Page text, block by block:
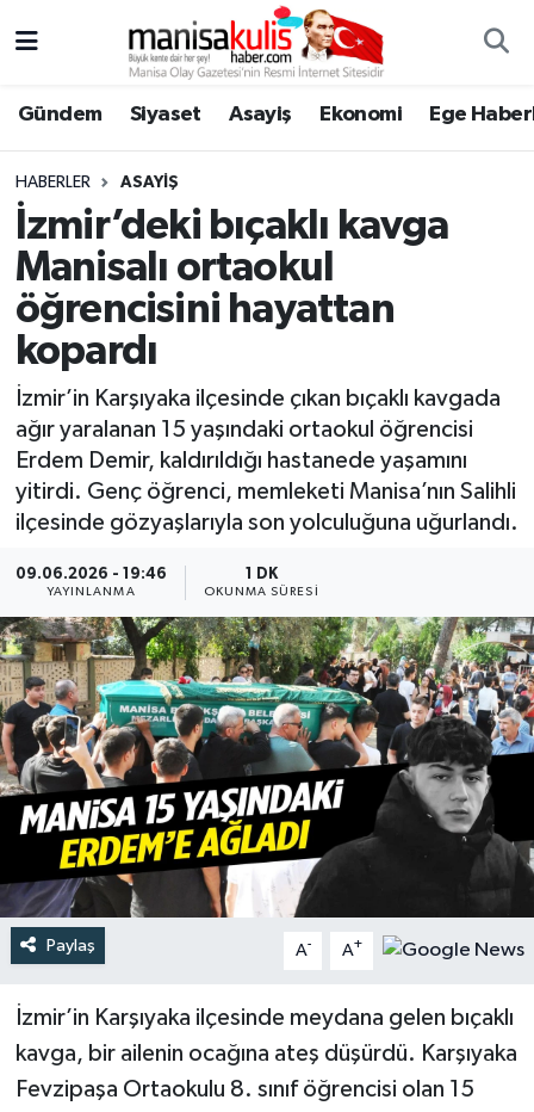
Gündem Siyaset Asayiş Ekonomi Ege
HABERLER ASAYIŞ
İzmir’deki bıçaklı kavga
Manisalı ortaokul
öğrencisini hayattan
kopardı
İzmir’in Karşıyaka ilçesinde çıkan bıçaklı kavgada
ağır yaralanan 15 yaşındaki ortaokul öğrencisi
Erdem Demir, kaldırıldığı hastanede yaşamını
yitirdi. Genç öğrenci, memleketi Manisa’nın Salihli
ilçesinde gözyaşlarıyla son yolculuğuna uğurlandı.
09.06.2026 - 19:46
YAYINLANMA
1 DK
OKUNMA SÜRESI
Paylaş A- A+
İzmir’in Karşıyaka ilçesinde meydana gelen bıçaklı
kavga, bir ailenin ocağına ateş düşürdü. Karşıyaka
Fevzipaşa Ortaokulu 8. sınıf öğrencisi olan 15
Ege Haberleri
Ekonomi
Genel
Gündem
Resmi İlan
Siyaset
Spor
Türkiye
Yaşam
Yunusemre Hava Durumu
Yunusemre Trafik Yoğunluk Haritası
Süper Lig Puan Durumu ve Fikstür
Tüm Manşetler
Son Dakika Haberleri
Haber Arşivi